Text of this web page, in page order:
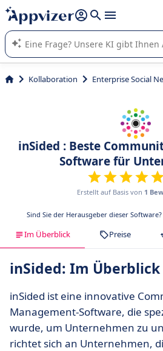
beantworten (mehrere Zeilen mit
Die KI von Appvizer führt Sie bei der
von SaaS-Software in Unternehmen.
Kollaboration Enterprise Social
inSided : Beste
Software für
Erstellt auf Basis von 1
Sind Sie der Herausgeber dieser Software?
Im Überblick Preise
inSided: Im Überblick
inSided ist eine innovative
Management-Software, die
wurde, um Unternehmen zu
richtet sich an Unternehmen,